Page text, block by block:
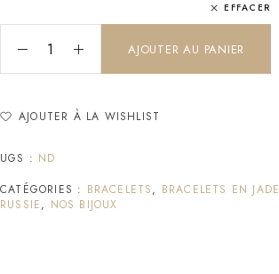
EFFACER
AJOUTER AU PANIER
AJOUTER À LA WISHLIST
UGS : ND
CATÉGORIES : BRACELETS, BRACELETS EN JADE
RUSSIE, NOS BIJOUX